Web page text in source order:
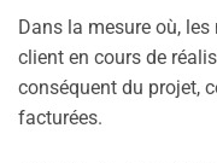
Dans la mesure où,
client en cours de
conséquent du projet,
facturées.